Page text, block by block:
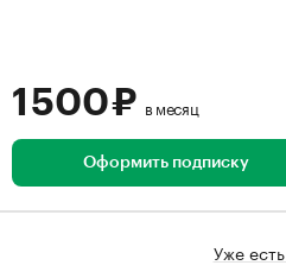
1 500 ₽ в месяц
Оформить подписку
Уже